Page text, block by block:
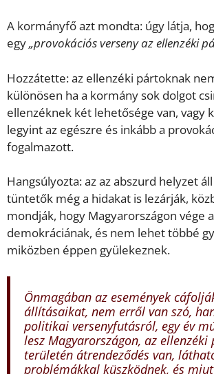
A kormányfő azt mondta: úgy látja,
egy„provokációs verseny az ellenzéki
Hozzátette: az ellenzéki pártoknak
különösen ha a kormány sok dolgot
ellenzéknek két lehetősége van, vagy
legyint az egészre és inkább a
fogalmazott.
Hangsúlyozta: az az abszurd helyzet
tüntetők még a hidakat is lezárják,
mondják, hogy Magyarországon vége a
demokráciának, és nem lehet többé
miközben éppen gyülekeznek.
Önmagában az események
állításaikat, nem erről van szó,
politikai versenyfutásról, egy év
lesz Magyarországon, az ellenzéki
területén átrendeződés van,
problémákkal küszködnek, és